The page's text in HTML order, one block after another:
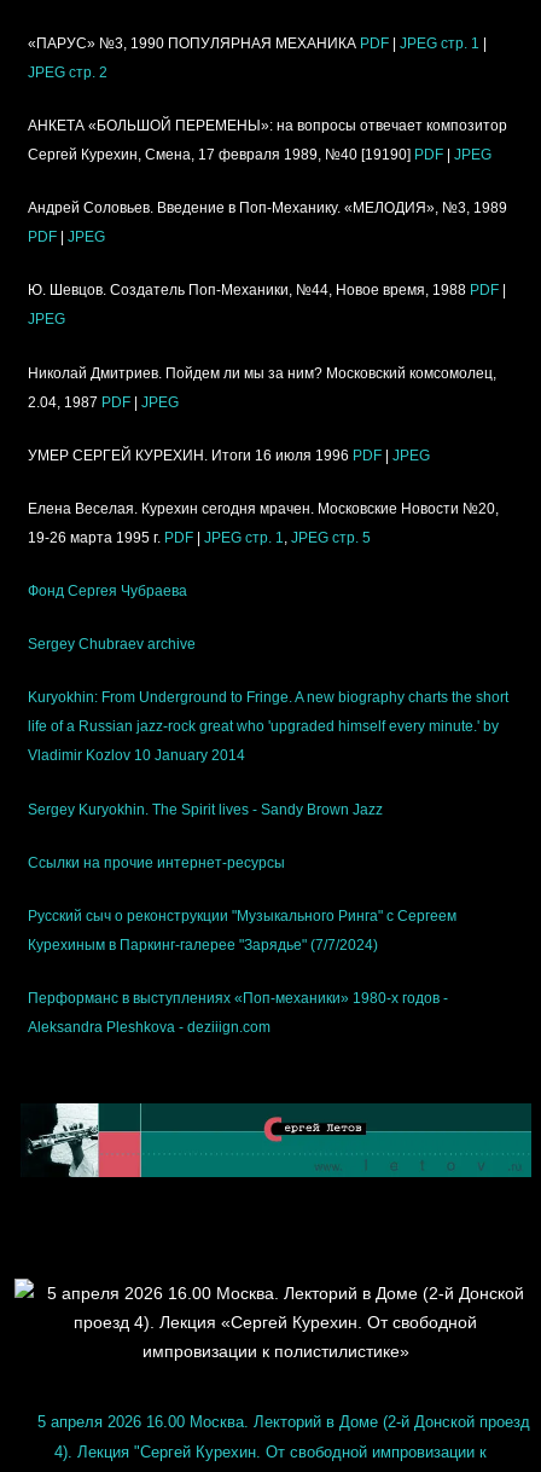
«ПАРУС» №3, 1990 ПОПУЛЯРНАЯ МЕХАНИКА PDF| JPEG стр. 1 |
JPEG стр. 2
АНКЕТА «БОЛЬШОЙ ПЕРЕМЕНЫ»: на вопросы отвечает композитор
Сергей Курехин, Смена, 17 февраля 1989, №40 [19190] PDF| JPEG
Андрей Соловьев. Введение в Поп-Механику. «МЕЛОДИЯ», №3, 1989
PDF
JPEG
Ю. Шевцов. Создатель Поп-Механики, №44, Новое время, 1988 PDF|
JPEG
Николай Дмитриев. Пойдем ли мы за ним? Московский комсомолец,
2.04, 1987 PDF| JPEG
УМЕР СЕРГЕЙ КУРЕХИН. Итоги 16 июля 1996 PDF| JPEG
Елена Веселая. Курехин сегодня мрачен. Московские Новости №20,
19-26 марта 1995 г. PDF| JPEG стр. 1, JPEG стр. 5
Фонд Сергея Чубраева
Sergey Chubraev archive
Kuryokhin: From Underground to Fringe. A new biography charts the short
life of a Russian jazz-rock great who 'upgraded himself every minute.' by
Vladimir Kozlov 10 January 2014
Sergey Kuryokhin. The Spirit lives - Sandy Brown Jazz
Ссылки на прочие интернет-ресурсы
Русский сыч о реконструкции "Музыкального Ринга" с Сергеем
Курехиным в Паркинг-галерее "Зарядье" (7/7/2024)
Перформанс в выступлениях «Поп-механики» 1980-х годов -
Aleksandra Pleshkova - deziiign.com
5 апреля 2026 16.00 Москва. Лекторий в Доме (2-й Донской проезд
4). Лекция "Сергей Курехин. От свободной импровизации к